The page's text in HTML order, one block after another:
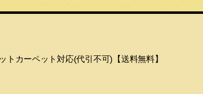
カーペット対応(代引不可)【送料無料】